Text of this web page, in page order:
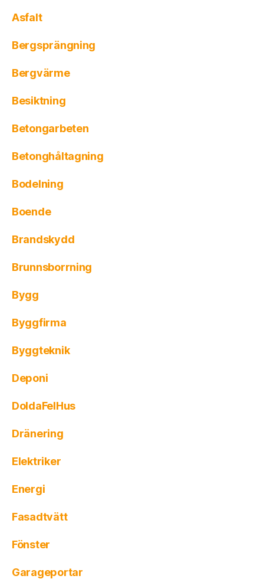
Asfalt
Bergsprängning
Bergvärme
Besiktning
Betongarbeten
Betonghåltagning
Bodelning
Boende
Brandskydd
Brunnsborrning
Bygg
Byggfirma
Byggteknik
Deponi
DoldaFelHus
Dränering
Elektriker
Energi
Fasadtvätt
Fönster
Garageportar